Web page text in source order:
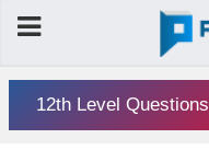
12th Level Questions